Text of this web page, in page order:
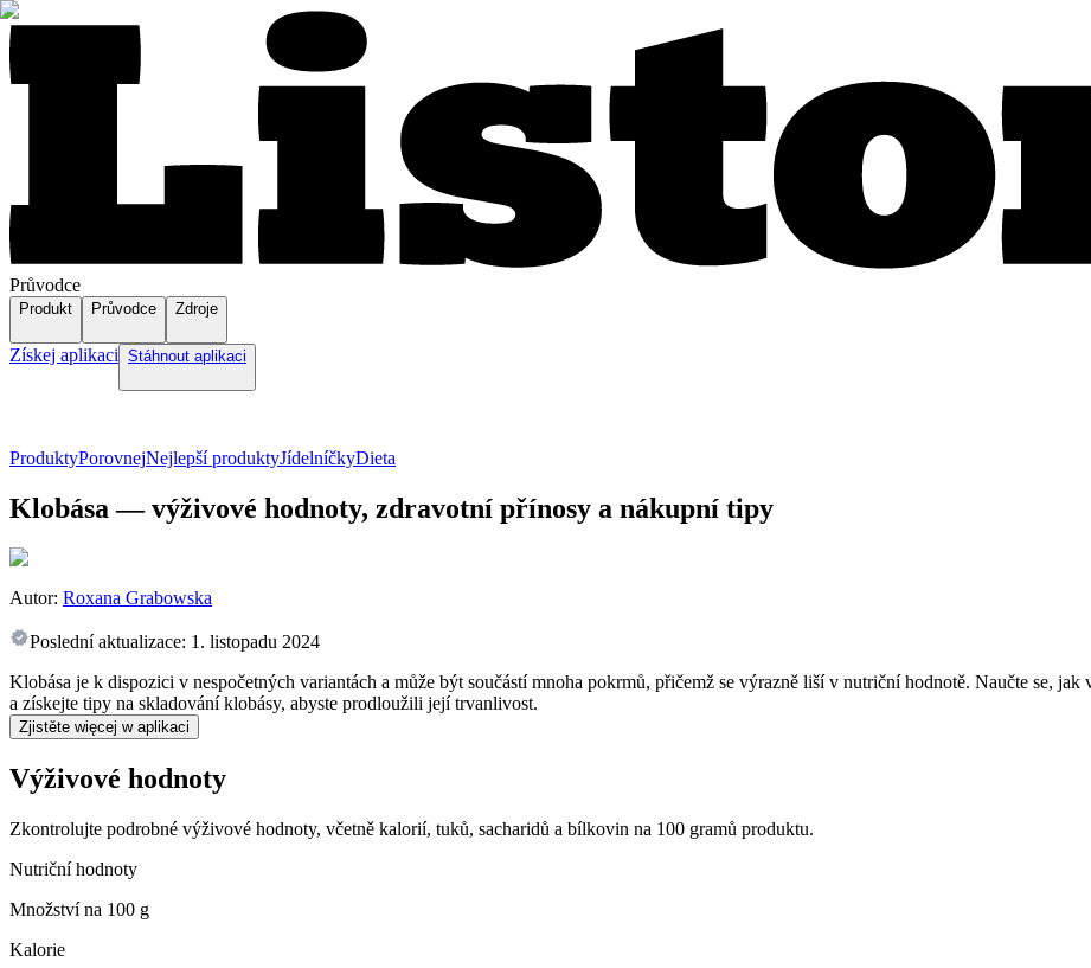
Průvodce
Produkt Průvodce Zdroje
Získej aplikaci Stáhnout aplikaci
ProduktyPorovnejNejlepší produktyJídelníčkyDieta
Klobása — výživové hodnoty, zdravotní přínosy a nákupní tipy
Autor: Roxana Grabowska
Poslední aktualizace: 1. listopadu 2024
Klobása je k dispozici v nespočetných variantách a může být součástí mnoha pokrmů, přičemž se výrazně liší v nutriční hodnotě. Naučte se,
a získejte tipy na skladování klobásy, abyste prodloužili její trvanlivost.
Zjistěte więcej w aplikaci
Výživové hodnoty
Zkontrolujte podrobné výživové hodnoty, včetně kalorií, tuků, sacharidů a bílkovin na 100 gramů produktu.
Nutriční hodnoty
Množství na 100 g
Kalorie